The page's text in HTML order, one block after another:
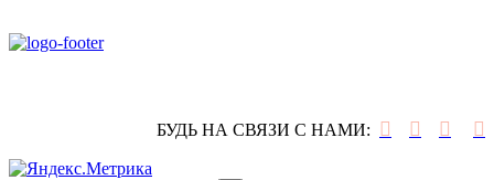
БУДЬ НА СВЯЗИ С НАМИ:    